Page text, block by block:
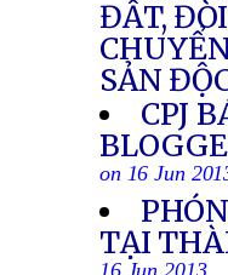
ĐẤT,
SẢN
CPJ
on 16 Jun
TẠI